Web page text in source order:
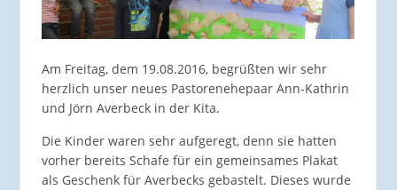
Am Freitag, dem 19.08.2016, begrüßten wir sehr
herzlich unser neues Pastorenehepaar Ann-Kathrin
und Jörn Averbeck in der Kita.
Die Kinder waren sehr aufgeregt, denn sie hatten
vorher bereits Schafe für ein gemeinsames Plakat
als Geschenk für Averbecks gebastelt. Dieses wurde